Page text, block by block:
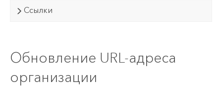
Ссылки
Обновление URL-адреса
организации